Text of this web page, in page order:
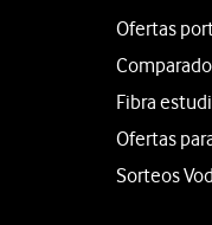
Ofertas
Fibra
Ofertas
Sorteos